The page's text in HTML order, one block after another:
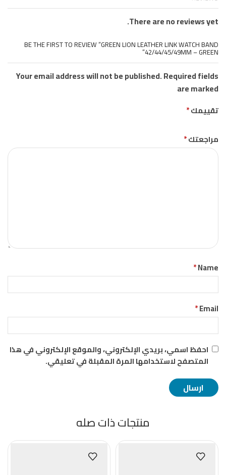
There are no reviews yet.
BE THE FIRST TO REVIEW “GREEN LION LEATHER LINK WATCH BAND
42/44/45/49MM – GREEN”
Your email address will not be published. Required fields
are marked
تقييمك*
مراجعتك*
Name
*
Email
*
احفظ اسمي، بريدي الإلكتروني، والموقع الإلكتروني في هذا
المتصفح لاستخدامها المرة المقبلة في تعليقي.
منتجات ذات صله